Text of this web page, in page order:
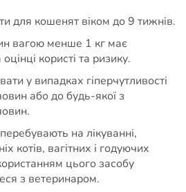
для кошенят віком до 9 тижнів.
вагою менше 1 кг має
користі та ризику.
у випадках гіперчутливості
або до будь-якої з
на лікуванні,
котів, вагітних і годуючих
цього засобу
з ветеринаром.